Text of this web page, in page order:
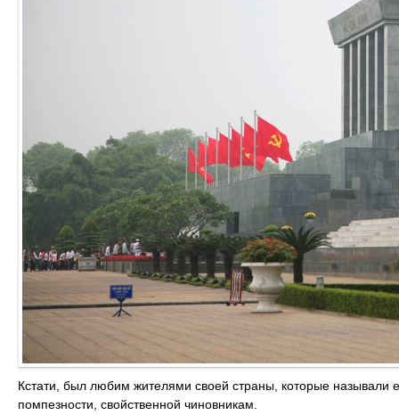
Кстати, был любим жителями своей страны, которые называли
помпезности, свойственной чиновникам.